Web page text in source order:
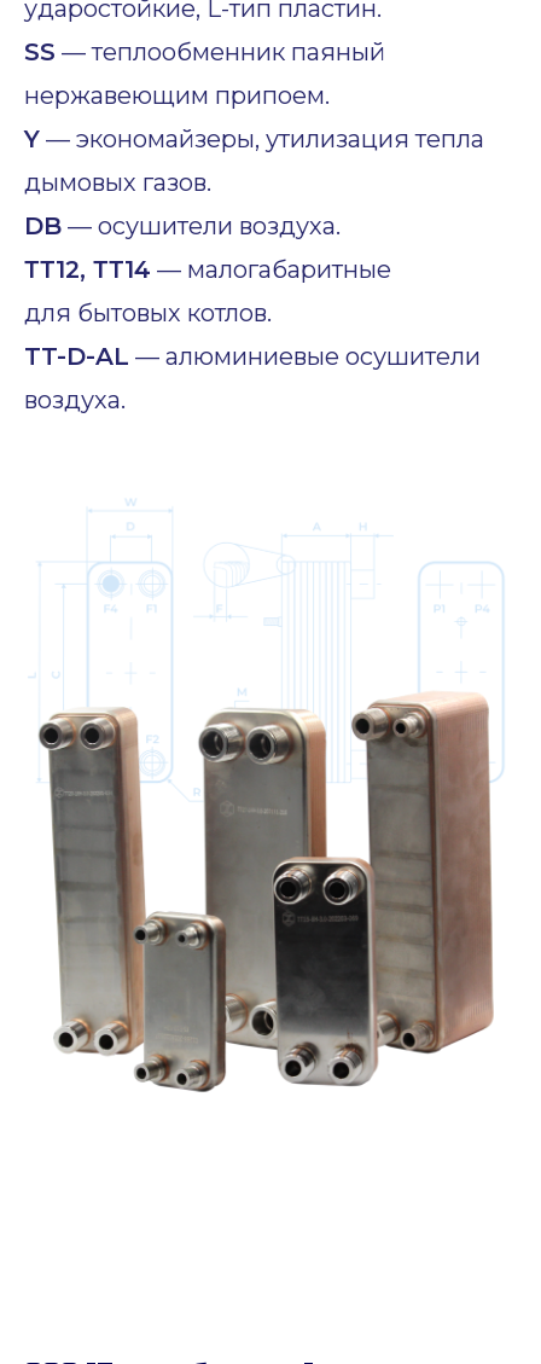
ударостойкие, L-тип пластин.
SS — теплообменник паяный
нержавеющим припоем.
Y — экономайзеры, утилизация тепла
дымовых газов.
DB — осушители воздуха.
ТТ12, ТТ14 — малогабаритные
для бытовых котлов.
TT-D-AL — алюминиевые осушители
воздуха.